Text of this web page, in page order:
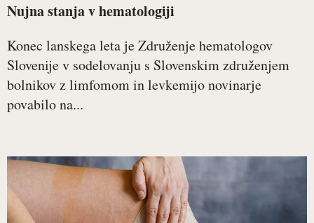
Nujna stanja v hematologiji
Konec lanskega leta je Združenje hematologov
Slovenije v sodelovanju s Slovenskim združenjem
bolnikov z limfomom in levkemijo novinarje
povabilo na...